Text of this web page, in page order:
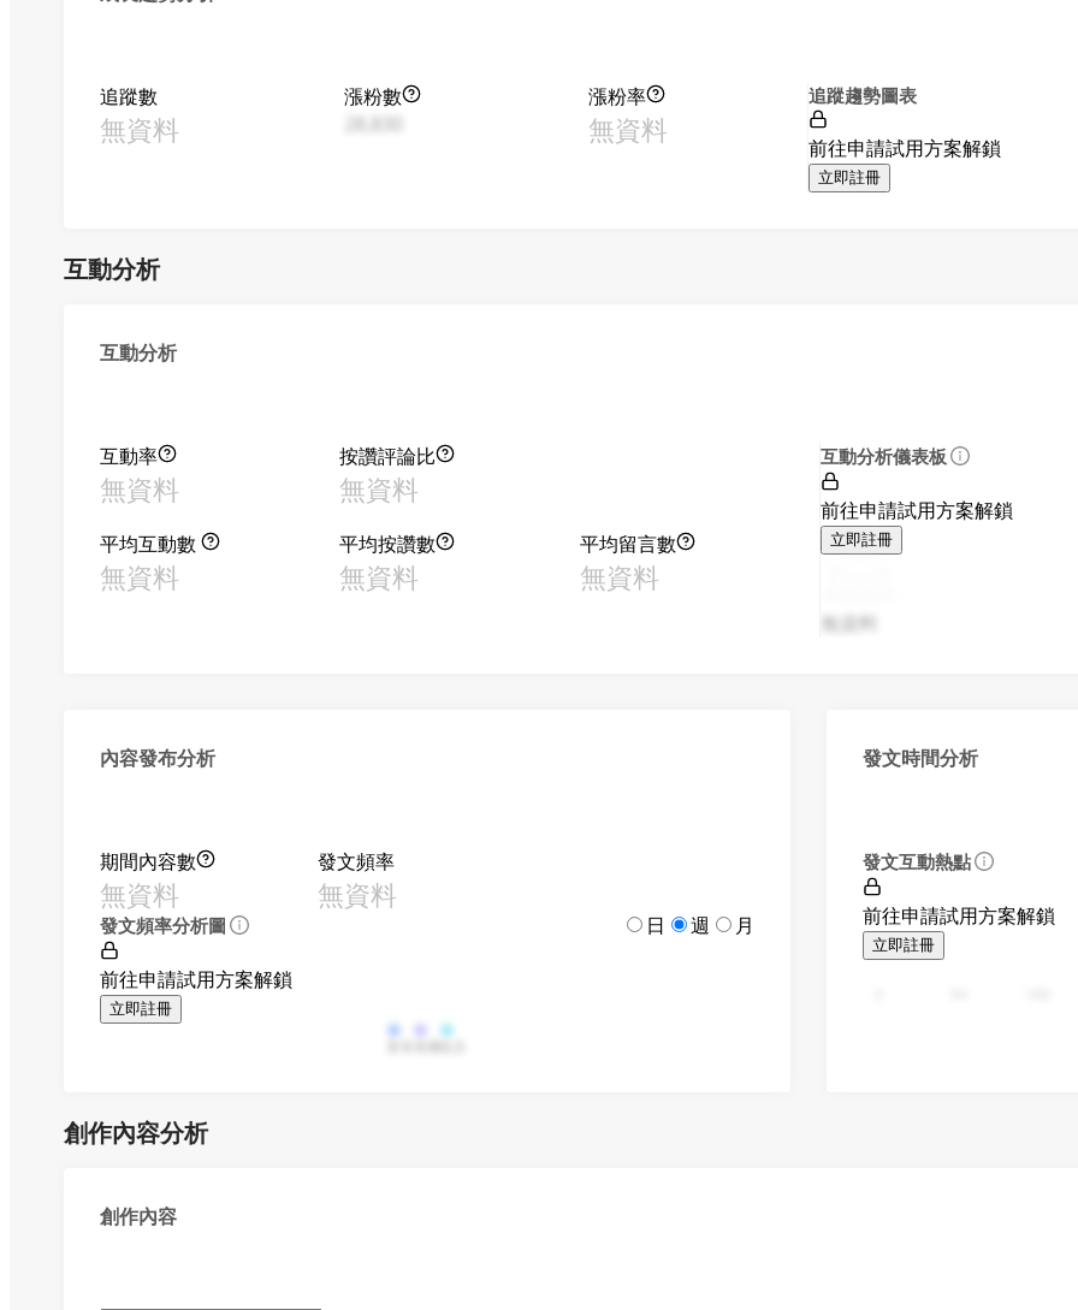
追蹤數
無資料
漲粉數
漲粉率
無資料
追蹤趨勢圖表
前往申請試用方案解鎖
立即註冊
互動分析
互動分析
互動率
無資料
按讚評論比
無資料
平均互動數
無資料
平均按讚數
無資料
平均留言數
無資料
互動分析儀表板
前往申請試用方案解鎖
立即註冊
無資料
內容發布分析
期間內容數
無資料
發文頻率
無資料
發文頻率分析圖 日 週 月
前往申請試用方案解鎖
立即註冊
發文時間分析
發文互動熱點
前往申請試用方案解鎖
立即註冊
創作內容分析
創作內容